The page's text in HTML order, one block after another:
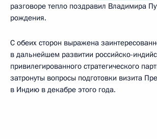
разговоре тепло поздравил Владимира
рождения.
С обеих сторон выражена
в дальнейшем развитии российско-
привилегированного стратегического
затронуты вопросы подготовки визита
в Индию в декабре этого года.